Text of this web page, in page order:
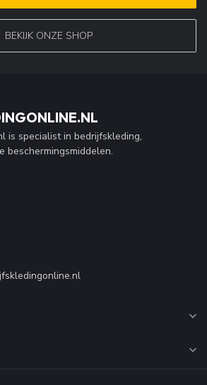
BEKIJK ONZE SHOP
is specialist in bedrijfskleding,
beschermingsmiddelen.